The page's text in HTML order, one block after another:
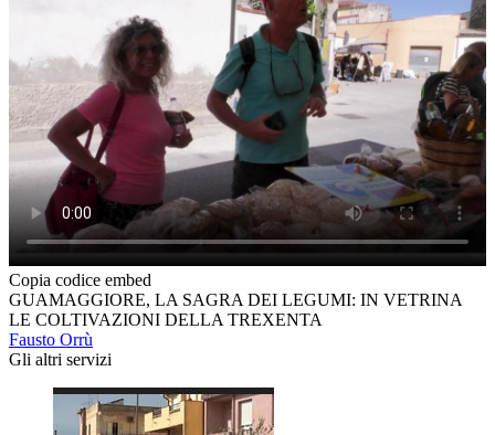
Copia codice embed
GUAMAGGIORE, LA SAGRA DEI LEGUMI: IN VETRINA
LE COLTIVAZIONI DELLA TREXENTA
Fausto Orrù
Gli altri servizi